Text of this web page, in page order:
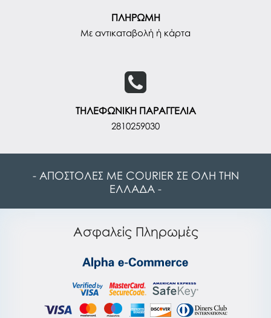
ΠΛΗΡΩΜΗ
Με αντικαταβολή ή κάρτα
ΤΗΛΕΦΩΝΙΚΗ ΠΑΡΑΓΓΕΛΙΑ
2810259030
- ΑΠΟΣΤΟΛΕΣ ΜΕ COURIER ΣΕ ΟΛΗ ΤΗΝ
ΕΛΛΑΔΑ -
Ασφαλείς Πληρωμές